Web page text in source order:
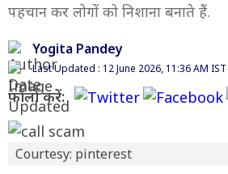
पहचान कर लोगों को निशाना बनाते हैं.
Yogita Pandey
Last Updated : 12 June 2026, 11:36 AM IST
फॉलो करें:
Courtesy: pinterest